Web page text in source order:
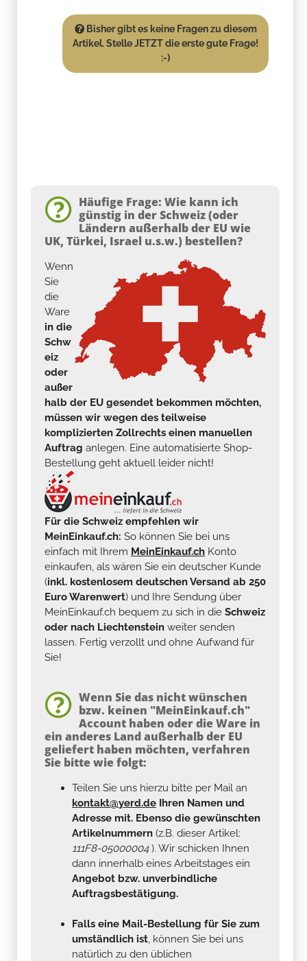
Bisher gibt es keine Fragen zu diesem
Artikel. Stelle JETZT die erste gute Frage!
:-)
Häufige Frage: Wie kann ich
günstig in der Schweiz (oder
Ländern außerhalb der EU wie
UK, Türkei, Israel u.s.w.) bestellen?
Wenn
Sie
die
Ware
in die
Schw
eiz
oder
außer
halb der EU gesendet bekommen möchten,
müssen wir wegen des teilweise
komplizierten Zollrechts einen manuellen
Auftrag anlegen. Eine automatisierte Shop-
Bestellung geht aktuell leider nicht!
Für die Schweiz empfehlen wir
MeinEinkauf.ch: So können Sie bei uns
einfach mit Ihrem MeinEinkauf.ch Konto
einkaufen, als wären Sie ein deutscher Kunde
(inkl. kostenlosem deutschen Versand ab 250
Euro Warenwert) und Ihre Sendung über
MeinEinkauf.ch bequem zu sich in die Schweiz
oder nach Liechtenstein weiter senden
lassen. Fertig verzollt und ohne Aufwand für
Sie!
Wenn Sie das nicht wünschen
bzw. keinen "MeinEinkauf.ch"
Account haben oder die Ware in
ein anderes Land außerhalb der EU
geliefert haben möchten, verfahren
Sie bitte wie folgt:
Teilen Sie uns hierzu bitte per Mail an
kontakt@yerd.de Ihren Namen und
Adresse mit. Ebenso die gewünschten
Artikelnummern (z.B. dieser Artikel:
111F8-05000004). Wir schicken Ihnen
dann innerhalb eines Arbeitstages ein
Angebot bzw. unverbindliche
Auftragsbestätigung.
Falls eine Mail-Bestellung für Sie zum
umständlich ist, können Sie bei uns
natürlich zu den üblichen